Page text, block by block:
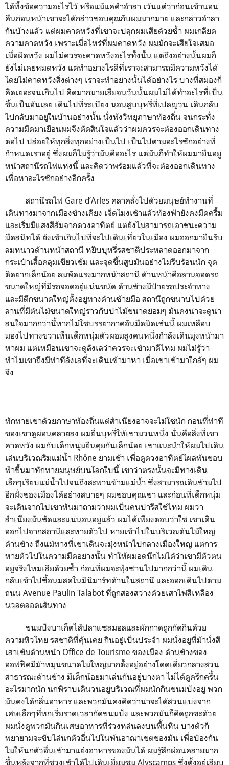
ได้ทิ้งข้อความอะไรไว้ หรือแม้แค่คำอำลา เว้นแต่ว่าก่อนเข้านอน
คืนก่อนหน้าเขาจะได้กล่าวขอบคุณกับผมมากมาย และกล่าวอำลา
กันบ้างแล้ว แต่ผมคาดหวังที่เขาจะปลุกผมเสียด้วยซ้ำ ผมเกลียด
ความคาดหวัง เพราะเมื่อไหร่ที่ผมคาดหวัง ผมมักจะเสียใจเสมอ
เมื่อผิดหวัง ผมไม่ควรจะคาดหวังอะไรทั้งนั้น แต่ถึงอย่างนั้นผมก็
ยังไม่เคยหมดหวัง แต่ทำอย่างไรดีที่เราจะสามารถมีความหวังได้
โดยไม่คาดหวังสิ่งต่างๆ เราจะทำอย่างนั้นได้อย่างไร บางที่สมองก็
คิดเยอะจนเกินไป คิดมากมายเสียจนวันนั้นผมไม่ได้ทำอะไรที่เป็น
ชิ้นเป็นอันเลย เดินไปที่ระเบียง นอนสูบบุหรี่ที่เปลญวน เดินกลับ
ไปกลับมาอยู่ในบ้านอย่างนั้น นั่งฟังวิทยุภาษาท้องถิ่น จนกระทั่ง
ความมืดมาเยือนผมจึงตัดสินใจแล้วว่าผมควรจะต้องออกเดินทาง
ต่อไป ปล่อยให้ทุกสิ่งทุกอย่างเป็นไป เป็นไปตามอะไรซักอย่างที่
กำหนดเราอยู่ ซึ่งผมก็ไม่รู้ว่ามันคืออะไร แต่มันก็ทำให้ผมมายืนอยู่
หน้าสถานีรถไฟแห่งนี้ และคิดว่าพร้อมแล้วที่จะต้องออกเดินทาง
เพื่อหาอะไรซักอย่างอีกครั้ง
สถานีรถไฟ Gare d’Arles คลาคลั่งไปด้วยมนุษย์ทำงานที่
เดินทางมาจากเมืองข้างเคียง เจ็ดโมงเช้าแล้วท้องฟ้ายังคงมืดครื้ม
และเริ่มมีแสงสีส้มจากดวงอาทิตย์ แต่ยังไม่สามารถเอาชนะความ
มืดสนิทได้ ยังเช้าเกินไปที่จะไปเดินเที่ยวในเมือง ผมออกมายืนรับ
ลมหนาวด้านหน้าสถานี หยิบบุหรี่รสชาติประหลาดออกมาจาก
กระเป๋าเสื้อคลุมเขียวเข้ม และจุดขึ้นสูบมันอย่างไม่รีบร้อนนัก จุด
ติดยากเล็กน้อย ลมพัดแรงมากหน้าสถานี ด้านหน้าคือลานจอดรถ
ขนาดใหญ่ที่มีรถจอดอยู่แน่นขนัด ด้านข้างมีป้ายรถประจำทาง
และมีตึกขนาดใหญ่ตั้งอยู่ทางด้านซ้ายมือ สถานีถูกขนาบไปด้วย
ลานที่มีต้นไม้ขนาดใหญ่ราวกับป่าไม้ขนาดย่อมๆ มันคงน่าจะดูน่า
สนใจมากกว่านี้หากไม่ใช่บรรยากาศอันมืดมิดเช่นนี้ ผมเหลือบ
มองไปทางขวาเห็นเด็กหนุ่มตัวผอมสูงคนหนึ่งกำลังเดินมุ่งหน้ามา
หาผม แต่เหมือนเขาจะดูลังเลว่าควรจะเข้ามาดีไหม ผมไม่รู้ว่า
ทำไมเขาถึงมีท่าทีลังเลที่จะเดินเข้ามาหา เมื่อเขาเข้ามาใกล้ๆ ผม
จึง
ทักทายเขาด้วยภาษาท้องถิ่นแต่สำเนียงอาจจะไม่ใช่นัก ก่อนที่ท่าที
ของเขาดูผ่อนคลายลง ผมยื่นบุหรี่ให้เขามวนหนึ่ง นั่นคือสิ่งที่เขา
คาดหวัง ผมกับเด็กหนุ่มยืนคุยกันเล็กน้อย เขาแนะนำให้ผมไปเดิน
เล่นบริเวณริมแม่น้ำ Rhône ยามเช้า เพื่อดูดวงอาทิตย์โผล่พ้นขอบ
ฟ้าขึ้นมาทักทายมนุษย์บนโลกใบนี้ เขาว่าตรงนั้นจะมีทางเดิน
เล็กๆเรียบแม่น้ำไปจนถึงสะพานข้ามแม่น้ำ ซึ่งสามารถเดินข้ามไป
อีกฝั่งของเมืองได้อย่างสบายๆ ผมขอบคุณเขา และก่อนที่เด็กหนุ่ม
จะเดินจากไปเขาหันมาถามว่าผมเป็นคนปารีสใช่ไหม ผมว่า
สำเนียงมันชัดและแน่นอนอยู่แล้ว ผมได้เพียงตอบว่าใช่ เขาเดิน
ออกไปจากสถานีและหายตัวไป หายเข้าไปในบริเวณต้นไม้ใหญ่
ด้านข้าง ถึงแม้ทางที่เขาเดินจะมุ่งหน้าไปกลางเมืองใหญ่ แต่การ
หายตัวไปในความมืดอย่างนั้น ทำให้ผมอดนึกไม่ได้ว่าเขามีตัวตน
อยู่จริงไหมเสียด้วยซ้ำ ก่อนที่ผมจะฟุ้งซ่านไปมากกว่านี้ ผมเดิน
กลับเข้าไปซื้อนมสดในมินิมาร์ทด้านในสถานี และออกเดินไปตาม
ถนน Avenue Paulin Talabot ที่ถูกส่องสว่างด้วยเสาไฟสีเหลือง
นวลตลอดเส้นทาง
ขนมปังบาเก็ตไส้ปลาแซลมอลและผักกาดถูกกัดกินด้วย
ความหิวโหย รสชาติที่คุ้นเคย กินอยู่เป็นประจำ ผมนั่งอยู่ที่ม้านั่งสี
เสาเข้มด้านหน้า Office de Tourisme ของเมือง ด้านข้างของ
ออฟฟิศมีม้าหมุนขนาดไม่ใหญ่มากตั้งอยู่อย่างโดดเดี่ยวกลางสวน
สาธารณะด้านข้าง มีเด็กน้อยมาเล่นกันอยู่บางตา ไม่ได้ดูครึกครื้น
อะไรมากนัก นกพิราบเดินวนอยู่บริเวณที่ผมนักกินขนมปังอยู่ พวก
มันคงได้กลิ่นอาหาร และพวกมันคงคิดว่าน่าจะได้ส่วนแบ่งจาก
เศษเล็กๆที่หกเรี่ยราดเวลากัดขนมปัง และพวกมันก็คิดถูกซะด้วย
ผมนั่งดูพวกมันกินเศษอาหารที่ร่วงหล่นลงบนพื้นหิน บางตัวก็
พยายามจะขับไล่นกตัวอื่นไปในพ้นอาณาเขตของมัน เพื่อป้องกัน
ไม่ให้นกตัวอื่นเข้ามาแย่งอาหารของมันได้ ผมรู้สึกผ่อนคลายมาก
ขึ้นหลังจากที่ช่วงเช้าได้ไปเดินเยี่ยมชม Alyscamps ซึ่งตั้งอยู่เลียบ